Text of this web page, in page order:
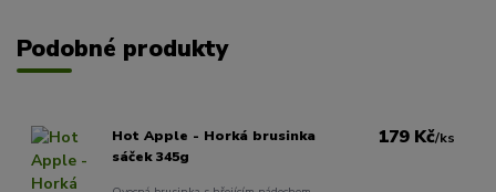
Podobné produkty
Hot Apple - Horká brusinka
sáček 345g
179 Kč/ks